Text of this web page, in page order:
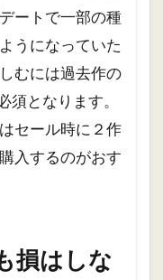
ートで一部の種
うになっていた
むには過去作の
須となります。
セール時に２作
入するのがおす
損はしな